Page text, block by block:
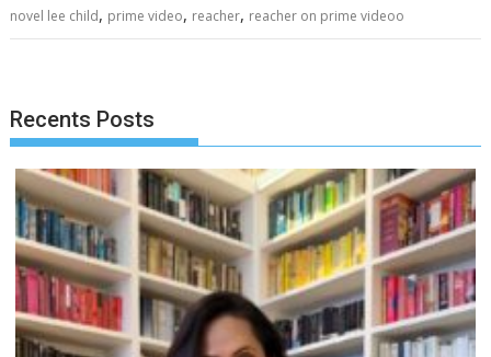
novel lee child, prime video, reacher, reacher on prime videoo
Recents Posts